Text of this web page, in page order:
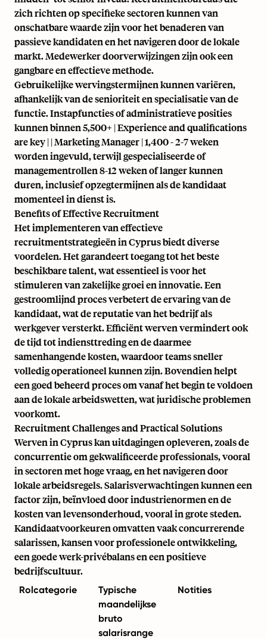
zich richten op specifieke sectoren kunnen van
onschatbare waarde zijn voor het benaderen van
passieve kandidaten en het navigeren door de lokale
markt. Medewerker doorverwijzingen zijn ook een
gangbare en effectieve methode.
Gebruikelijke wervingstermijnen kunnen variëren,
afhankelijk van de senioriteit en specialisatie van de
functie. Instapfuncties of administratieve posities
kunnen binnen 5,500+ | Experience and qualifications
are key | | Marketing Manager | 1,400 - 2-7 weken
worden ingevuld, terwijl gespecialiseerde of
managementrollen 8-12 weken of langer kunnen
duren, inclusief opzegtermijnen als de kandidaat
momenteel in dienst is.
Benefits of Effective Recruitment
Het implementeren van effectieve
recruitmentstrategieën in Cyprus biedt diverse
voordelen. Het garandeert toegang tot het beste
beschikbare talent, wat essentieel is voor het
stimuleren van zakelijke groei en innovatie. Een
gestroomlijnd proces verbetert de ervaring van de
kandidaat, wat de reputatie van het bedrijf als
werkgever versterkt. Efficiënt werven vermindert ook
de tijd tot indiensttreding en de daarmee
samenhangende kosten, waardoor teams sneller
volledig operationeel kunnen zijn. Bovendien helpt
een goed beheerd proces om vanaf het begin te voldoen
aan de lokale arbeidswetten, wat juridische problemen
voorkomt.
Recruitment Challenges and Practical Solutions
Werven in Cyprus kan uitdagingen opleveren, zoals de
concurrentie om gekwalificeerde professionals, vooral
in sectoren met hoge vraag, en het navigeren door
lokale arbeidsregels. Salarisverwachtingen kunnen een
factor zijn, beïnvloed door industrienormen en de
kosten van levensonderhoud, vooral in grote steden.
Kandidaatvoorkeuren omvatten vaak concurrerende
salarissen, kansen voor professionele ontwikkeling,
een goede werk-privébalans en een positieve
bedrijfscultuur.
Rolcategorie
Typische
maandelijkse
bruto
salarisrange
Notities